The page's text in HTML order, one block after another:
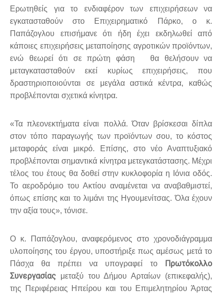
Ερωτηθείς για το ενδιαφέρον των επιχειρήσεων να
εγκατασταθούν στο Επιχειρηματικό Πάρκο, ο κ.
Παπάζογλου επισήμανε ότι ήδη έχει εκδηλωθεί από
κάποιες επιχειρήσεις μεταποίησης αγροτικών προϊόντων,
ενώ θεωρεί ότι σε πρώτη φάση θα θελήσουν να
μεταγκατασταθούν εκεί κυρίως επιχειρήσεις, που
δραστηριοποιούνται σε μεγάλα αστικά κέντρα, καθώς
προβλέπονται σχετικά κίνητρα.
«Τα πλεονεκτήματα είναι πολλά. Όταν βρίσκεσαι δίπλα
στον τόπο παραγωγής των προϊόντων σου, το κόστος
μεταφοράς είναι μικρό. Επίσης, στο νέο Αναπτυξιακό
προβλέπονται σημαντικά κίνητρα μετεγκατάστασης. Μέχρι
τέλος του έτους θα δοθεί στην κυκλοφορία η Ιόνια οδός.
Το αεροδρόμιο του Ακτίου αναμένεται να αναβαθμιστεί,
όπως επίσης και το λιμάνι της Ηγουμενίτσας. Όλα έχουν
την αξία τους», τόνισε.
Ο κ. Παπάζογλου, αναφερόμενος στο χρονοδιάγραμμα
υλοποίησης του έργου, υποστήριξε πως αμέσως μετά το
Πάσχα θα πρέπει να υπογραφεί το Πρωτόκολλο
Συνεργασίας μεταξύ του Δήμου Αρταίων (επικεφαλής),
της Περιφέρειας Ηπείρου και του Επιμελητηρίου Άρτας